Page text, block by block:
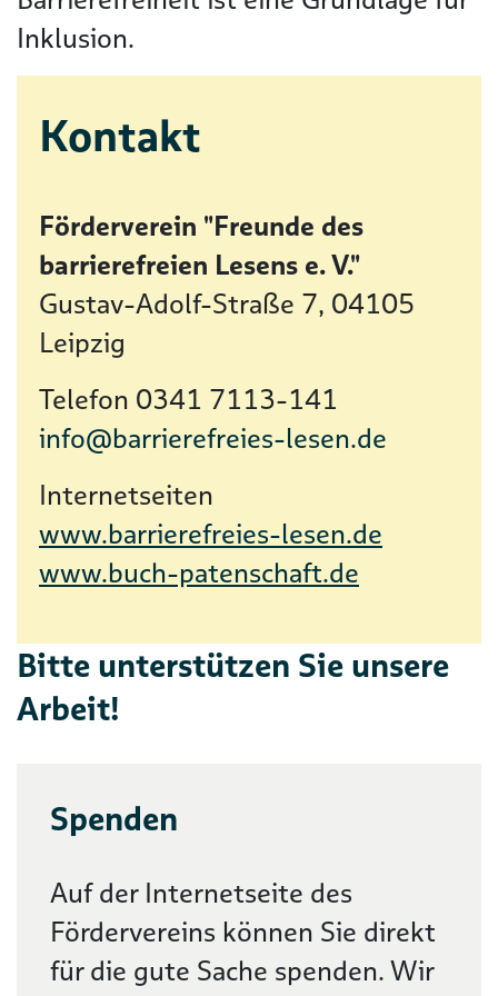
Inklusion.
Kontakt
Förderverein "Freunde des
barrierefreien Lesens e. V."
Gustav-Adolf-Straße 7, 04105
Leipzig
Telefon 0341 7113-141
info@barrierefreies-lesen.de
Internetseiten
www.barrierefreies-lesen.de
www.buch-patenschaft.de
Bitte unterstützen Sie unsere
Arbeit!
Spenden
Auf der Internetseite des
Fördervereins können Sie direkt
für die gute Sache spenden. Wir